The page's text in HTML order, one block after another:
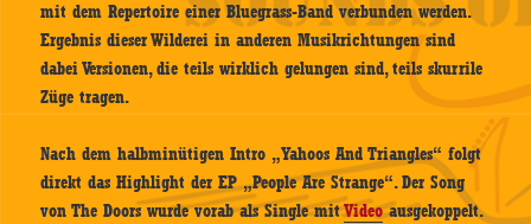
mit dem Repertoire einer Bluegrass-Band verbunden werden.
Ergebnis dieser Wilderei in anderen Musikrichtungen sind
dabei Versionen, die teils wirklich gelungen sind, teils skurrile
Züge tragen.
Nach dem halbminütigen Intro „Yahoos And Triangles“ folgt
direkt das Highlight der EP „People Are Strange“. Der Song
von The Doors wurde vorab als Single mitVideoausgekoppelt.